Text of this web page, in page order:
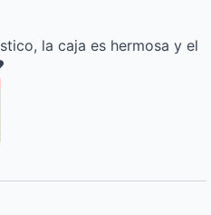
la caja es hermosa y el